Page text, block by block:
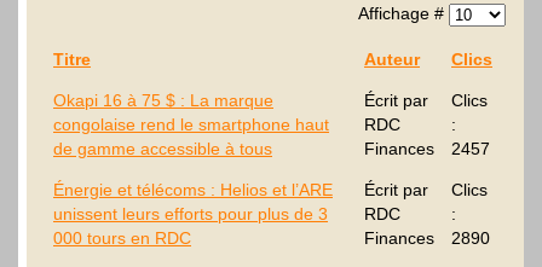
Affichage #
Titre Auteur Clics
Okapi 16 à 75 $ : La marque
congolaise rend le smartphone haut
de gamme accessible à tous
Écrit par
RDC
Finances
Clics
:
2457
Énergie et télécoms : Helios et l’ARE
unissent leurs efforts pour plus de 3
000 tours en RDC
Écrit par
RDC
Finances
Clics
:
2890